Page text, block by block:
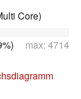
Core)
max: 4714